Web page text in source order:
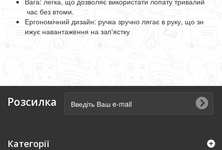
час без втоми.
Ергономічний дизайн: ручка зручно лягає в руку, що зн
ижує навантаження на зап'ястку
Розсилка
Категорії